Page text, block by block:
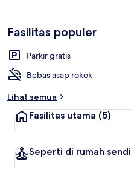
Fasilitas populer
Parkir gratis
Bebas asap rokok
Lihat semua
Fasilitas utama (5)
Seperti di rumah